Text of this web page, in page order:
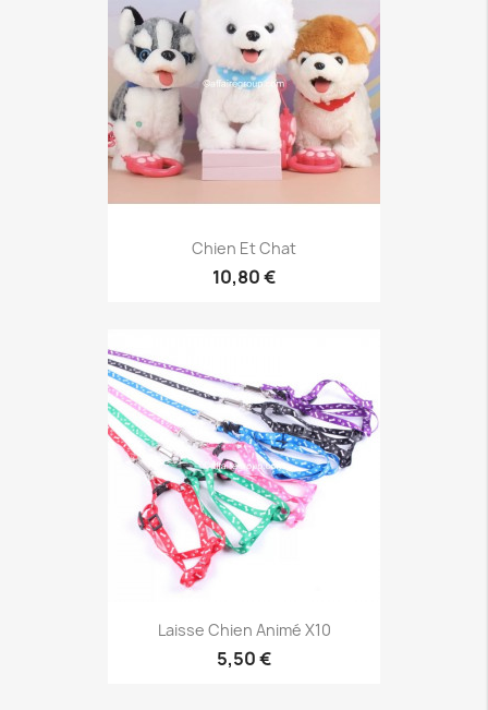
Chien Et Chat
10,80 €
Laisse Chien Animé X10
5,50 €